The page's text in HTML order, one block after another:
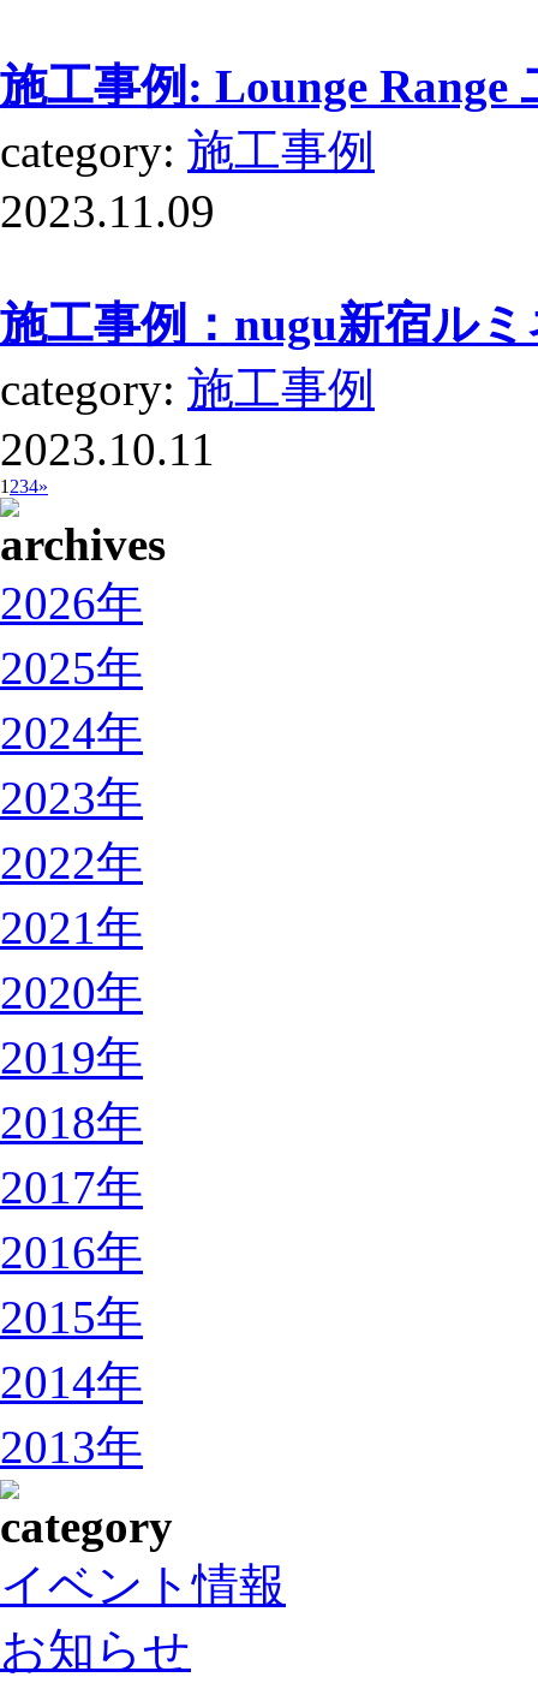
施工事例: Lounge Range
category: 施工事例
2023.11.09
施工事例：nugu新宿ル
category: 施工事例
2023.10.11
1 234»
2026年
2025年
2024年
2023年
2022年
2021年
2020年
2019年
2018年
2017年
2016年
2015年
2014年
2013年
イベント情報
お知らせ